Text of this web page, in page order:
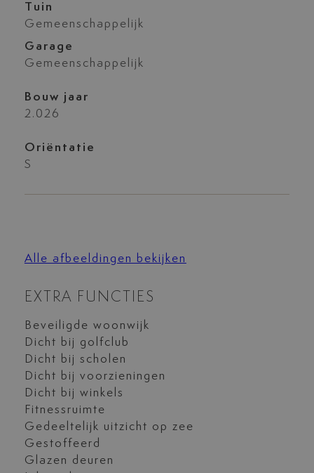
Tuin
Gemeenschappelijk
Garage
Gemeenschappelijk
Bouw jaar
2.026
Oriëntatie
S
Alle afbeeldingen bekijken
EXTRA FUNCTIES
Beveiligde woonwijk
Dicht bij golfclub
Dicht bij scholen
Dicht bij voorzieningen
Dicht bij winkels
Fitnessruimte
Gedeeltelijk uitzicht op zee
Gestoffeerd
Glazen deuren